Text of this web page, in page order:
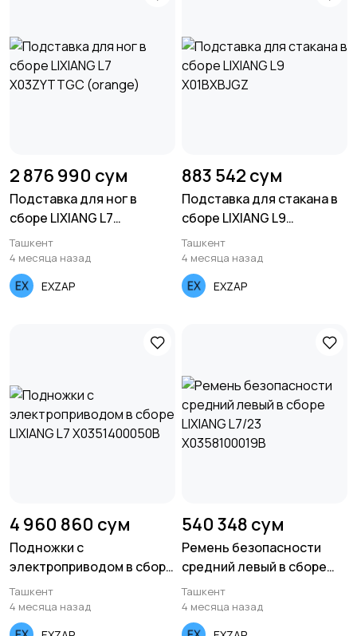
2 876 990 сум
Подставка для ног в
сборе LIXIANG L7
X03ZYTTGC (orange)
Ташкент
4 месяца назад
EXZAP
883 542 сум
Подставка для стакана в
сборе LIXIANG L9
X01BXBJGZ
Ташкент
4 месяца назад
EXZAP
4 960 860 сум
Подножки с
электроприводом в сборе
LIXIANG L7 X0351400050B
Ташкент
4 месяца назад
540 348 сум
Ремень безопасности
средний левый в сборе
LIXIANG L7/23
X0358100019B
Ташкент
4 месяца назад